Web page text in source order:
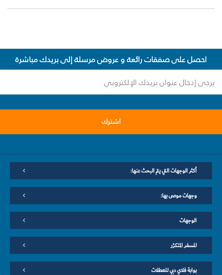
احصل على صفقات رائعة و عروض مرسلة إلى بريدك مباشرة
اشترك
أكثر الوجهات التي يتم البحث عنها:
وجهات موصى بها:
الوجهات
للسفر المتكرّر
بوابة فلاي دبي للعطلات